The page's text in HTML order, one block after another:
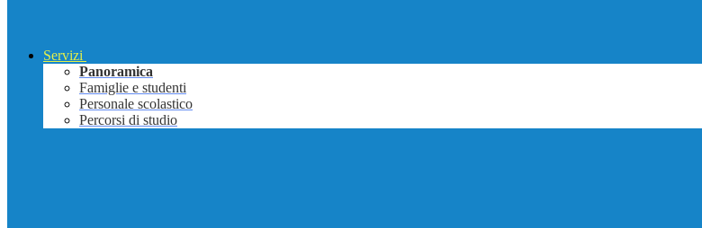
Servizi
Panoramica
Famiglie e studenti
Personale scolastico
Percorsi di studio